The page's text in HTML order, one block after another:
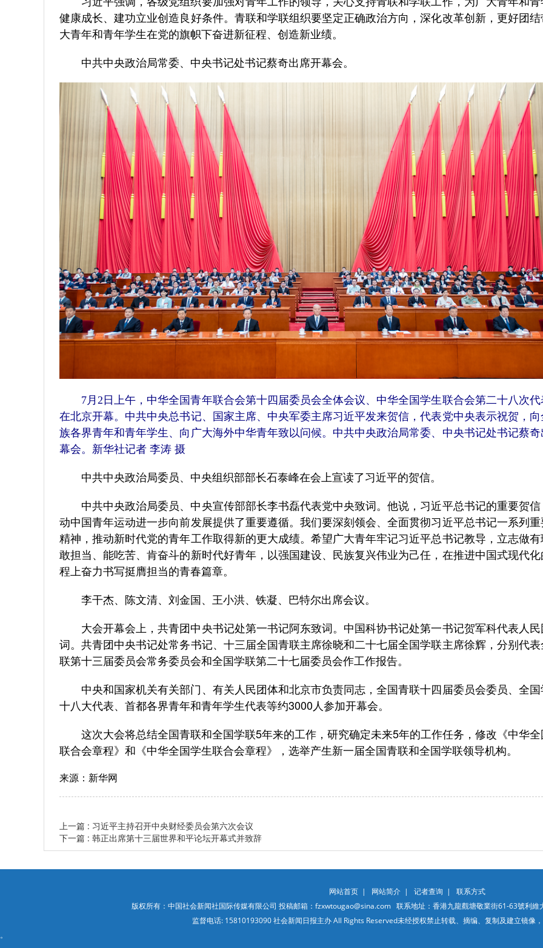
健康成长、建功立业创造良好条件。青联和学联组织要坚定正确政治方向，深化改革创新，更好团
大青年和青年学生在党的旗帜下奋进新征程、创造新业绩。
中共中央政治局常委、中央书记处书记蔡奇出席开幕会。
7月2日上午，中华全国青年联合会第十四届委员会全体会议、中华全国学生联合会第二十八次代
在北京开幕。中共中央总书记、国家主席、中央军委主席习近平发来贺信，代表党中央表示祝贺，
族各界青年和青年学生、向广大海外中华青年致以问候。中共中央政治局常委、中央书记处书记蔡
幕会。新华社记者 李涛 摄
中共中央政治局委员、中央组织部部长石泰峰在会上宣读了习近平的贺信。
中共中央政治局委员、中央宣传部部长李书磊代表党中央致词。他说，习近平总书记的重要贺信
动中国青年运动进一步向前发展提供了重要遵循。我们要深刻领会、全面贯彻习近平总书记一系列
精神，推动新时代党的青年工作取得新的更大成绩。希望广大青年牢记习近平总书记教导，立志做
敢担当、能吃苦、肯奋斗的新时代好青年，以强国建设、民族复兴伟业为己任，在推进中国式现代
程上奋力书写挺膺担当的青春篇章。
李干杰、陈文清、刘金国、王小洪、铁凝、巴特尔出席会议。
大会开幕会上，共青团中央书记处第一书记阿东致词。中国科协书记处第一书记贺军科代表人民
词。共青团中央书记处常务书记、十三届全国青联主席徐晓和二十七届全国学联主席徐辉，分别代
联第十三届委员会常务委员会和全国学联第二十七届委员会作工作报告。
中央和国家机关有关部门、有关人民团体和北京市负责同志，全国青联十四届委员会委员、全国
十八大代表、首都各界青年和青年学生代表等约3000人参加开幕会。
这次大会将总结全国青联和全国学联5年来的工作，研究确定未来5年的工作任务，修改《中华
联合会章程》和《中华全国学生联合会章程》，选举产生新一届全国青联和全国学联领导机构。
来源：新华网
上一篇 : 习近平主持召开中央财经委员会第六次会议
下一篇 : 韩正出席第十三届世界和平论坛开幕式并致辞
网站首页 | 网站简介 | 记者查询 | 联系方式
版权所有：中国社会新闻社国际传媒有限公司 投稿邮箱：fzxwtougao@sina.com 联系地址：香港九龍觀塘敬業街61-63號利
监督电话: 15810193090 社会新闻日报主办 All Rights Reserved未经授权禁止转载、摘编、复制及建立镜像
。